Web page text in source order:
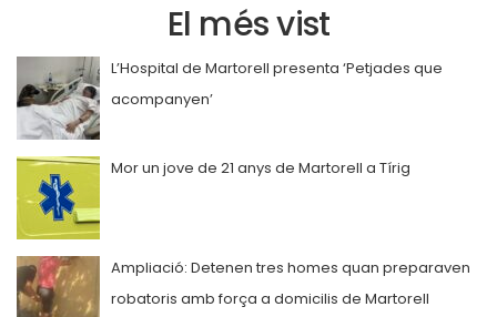
El més vist
L’Hospital de Martorell presenta ‘Petjades que
acompanyen’
Mor un jove de 21 anys de Martorell a Tírig
Ampliació: Detenen tres homes quan preparaven
robatoris amb força a domicilis de Martorell